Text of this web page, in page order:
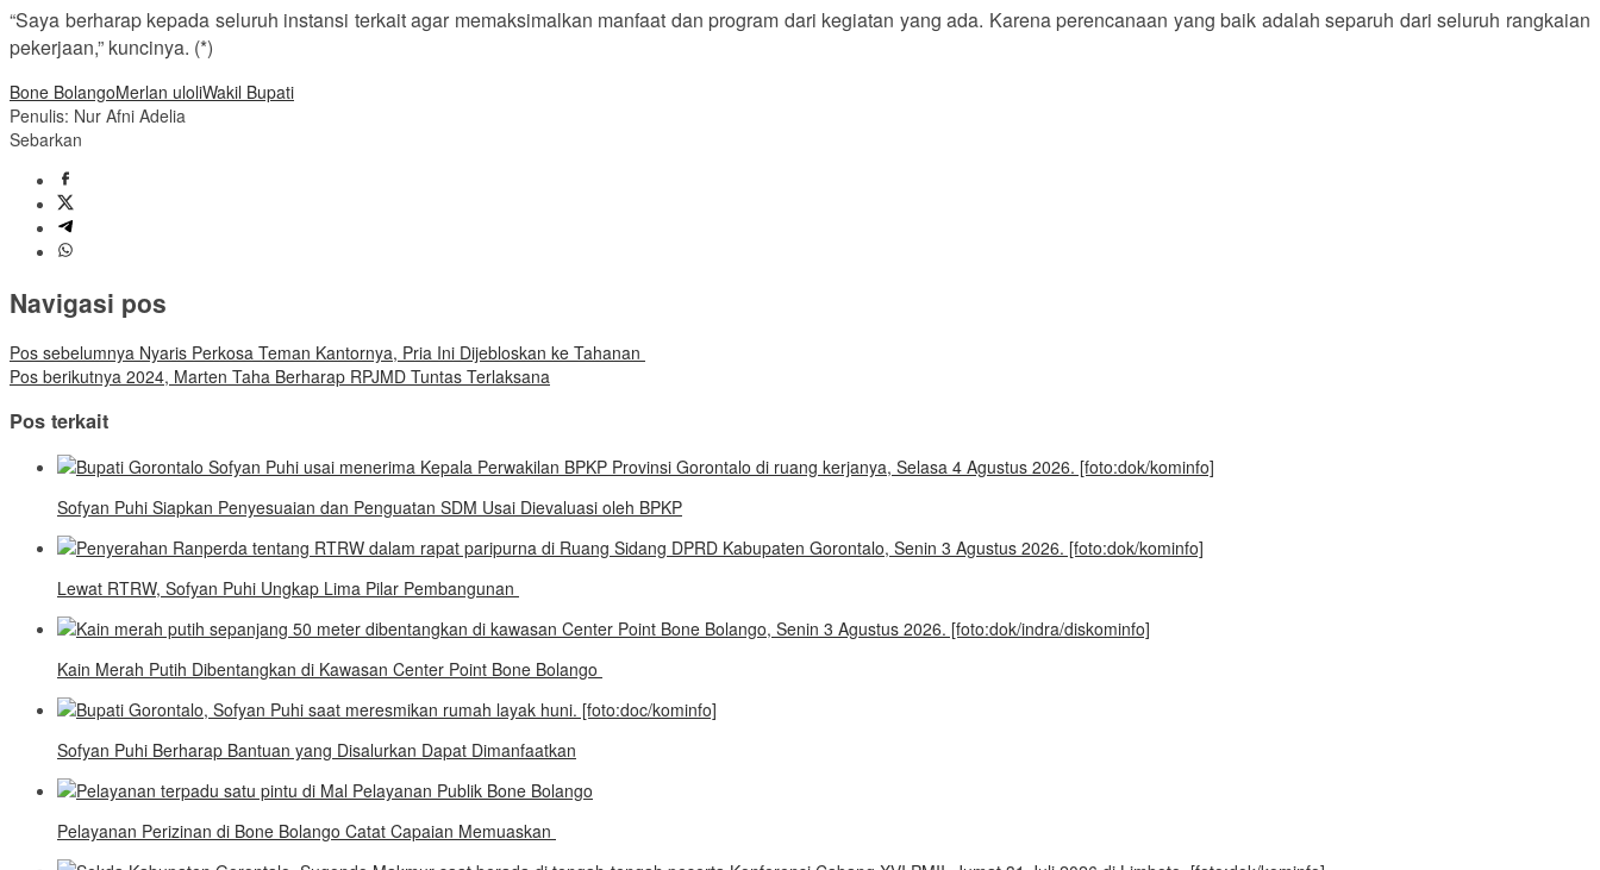
“Saya berharap kepada seluruh instansi terkait agar memaksimalkan manfaat dan program dari kegiatan yang ada. Karena perencanaan yang baik adalah separuh dari seluruh rangkaian
pekerjaan,” kuncinya. (*)
Bone BolangoMerlan uloliWakil Bupati
Penulis: Nur Afni Adelia
Sebarkan
Navigasi pos
Pos sebelumnya Nyaris Perkosa Teman Kantornya, Pria Ini Dijebloskan ke Tahanan
Pos berikutnya 2024, Marten Taha Berharap RPJMD Tuntas Terlaksana
Pos terkait
Sofyan Puhi Siapkan Penyesuaian dan Penguatan SDM Usai Dievaluasi oleh BPKP
Lewat RTRW, Sofyan Puhi Ungkap Lima Pilar Pembangunan
Kain Merah Putih Dibentangkan di Kawasan Center Point Bone Bolango
Sofyan Puhi Berharap Bantuan yang Disalurkan Dapat Dimanfaatkan
Pelayanan Perizinan di Bone Bolango Catat Capaian Memuaskan